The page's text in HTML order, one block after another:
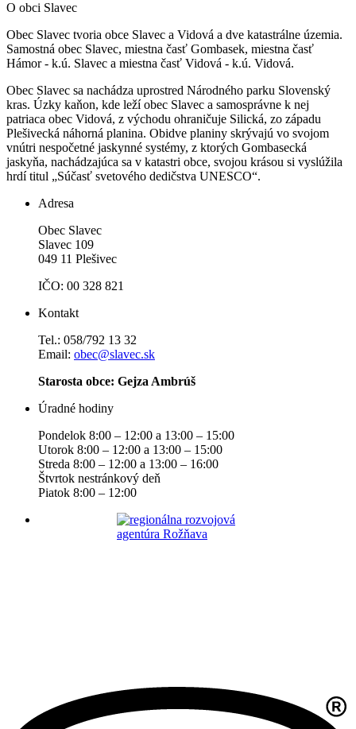
O obci Slavec
Obec Slavec tvoria obce Slavec a Vidová a dve katastrálne územia.
Samostná obec Slavec, miestna časť Gombasek, miestna časť
Hámor - k.ú. Slavec a miestna časť Vidová - k.ú. Vidová.
Obec Slavec sa nachádza uprostred Národného parku Slovenský
kras. Úzky kaňon, kde leží obec Slavec a samosprávne k nej
patriaca obec Vidová, z východu ohraničuje Silická, zo západu
Plešivecká náhorná planina. Obidve planiny skrývajú vo svojom
vnútri nespočetné jaskynné systémy, z ktorých Gombasecká
jaskyňa, nachádzajúca sa v katastri obce, svojou krásou si vyslúžila
hrdí titul „Súčasť svetového dedičstva UNESCO“.
Adresa
Obec Slavec
Slavec 109
049 11 Plešivec
IČO: 00 328 821
Kontakt
Tel.: 058/792 13 32
Email: obec@slavec.sk
Starosta obce: Gejza Ambrúš
Úradné hodiny
Pondelok 8:00 – 12:00 a 13:00 – 15:00
Utorok 8:00 – 12:00 a 13:00 – 15:00
Streda 8:00 – 12:00 a 13:00 – 16:00
Štvrtok nestránkový deň
Piatok 8:00 – 12:00